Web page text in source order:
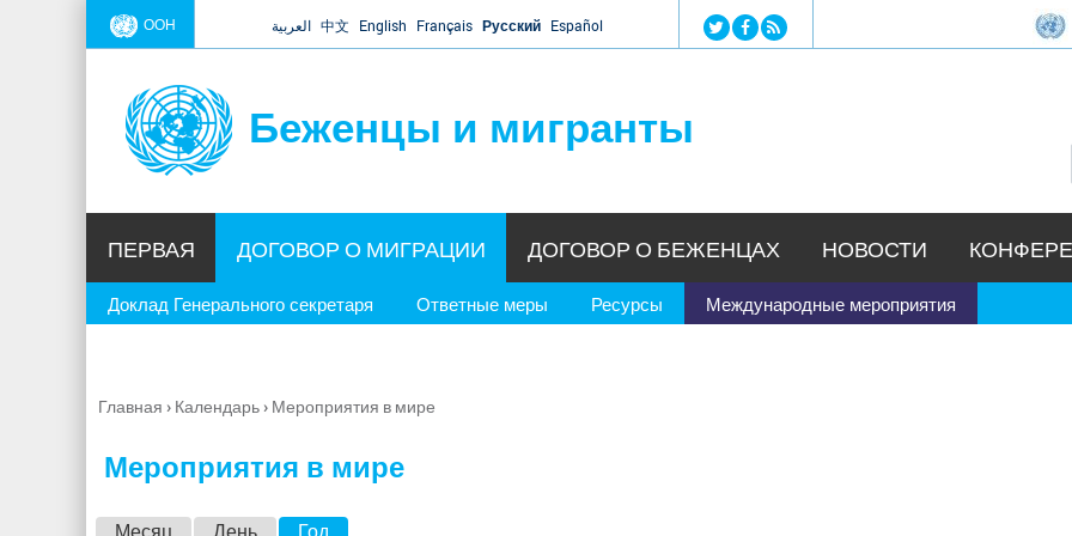
Jump to navigation
ООН العربية 中文 English Français Русский Español
Беженцы и мигранты
ПЕРВАЯ ДОГОВОР О МИГРАЦИИ
Доклад Генерального секретаря Ответные меры Ресурсы Международные мероприятия
ДОГОВОР О БЕЖЕНЦАХ НОВОСТИ
Вы
Главная › Календарь› Мероприятия в мире
Мероприятия в мире